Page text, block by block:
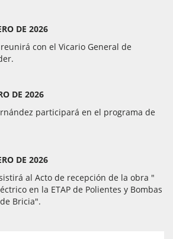
DE 2026
con el Vicario General de
DE 2026
participará en el programa de
DE 2026
al Acto de recepción de la obra "
en la ETAP de Polientes y Bombas
Bricia".